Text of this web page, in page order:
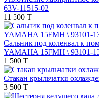
63V-11515-02
11 300 T
Сальник под коленвал к
YAMAHA 15FMH \ 93101-
1 500 T
Стакан крыльчатки
3 500 T